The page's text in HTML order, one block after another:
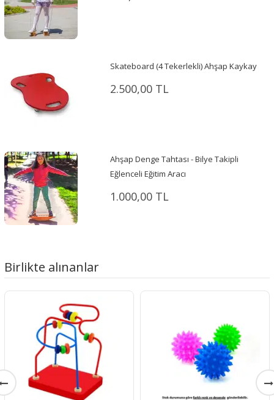
Skateboard (4 Tekerlekli) Ahşap Kaykay
2.500,00 TL
Ahşap Denge Tahtası - Bilye Takipli
Eğlenceli Eğitim Aracı
1.000,00 TL
Birlikte alınanlar